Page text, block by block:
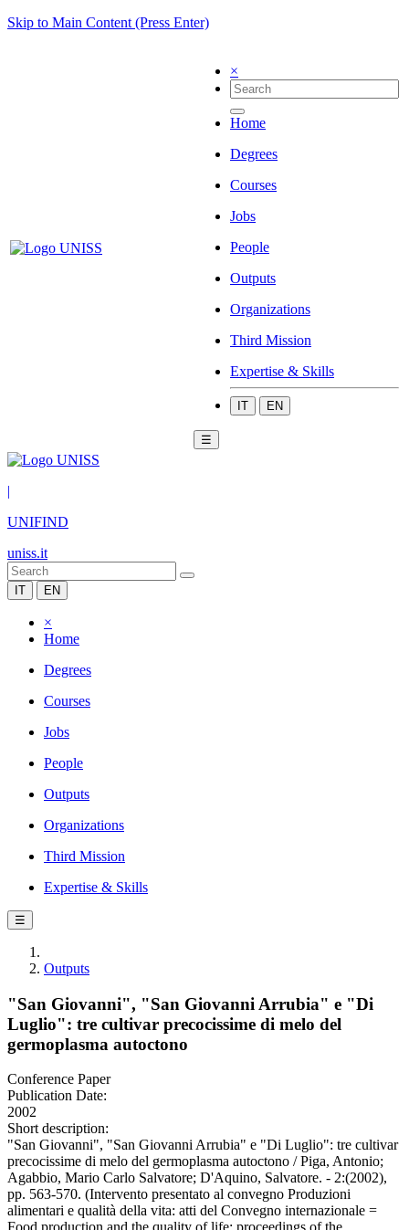
Skip to Main Content (Press Enter)
×
Home
Degrees
Courses
Jobs
People
Outputs
Organizations
Third Mission
Expertise & Skills
IT EN
☰
|
UNIFIND
uniss.it
IT EN
×
Home
Degrees
Courses
Jobs
People
Outputs
Organizations
Third Mission
Expertise & Skills
☰
Outputs
"San Giovanni", "San Giovanni Arrubia" e "Di
Luglio": tre cultivar precocissime di melo del
germoplasma autoctono
Conference Paper
Publication Date:
2002
Short description:
"San Giovanni", "San Giovanni Arrubia" e "Di Luglio": tre cultivar
precocissime di melo del germoplasma autoctono / Piga, Antonio;
Agabbio, Mario Carlo Salvatore; D'Aquino, Salvatore. - 2:(2002),
pp. 563-570. (Intervento presentato al convegno Produzioni
alimentari e qualità della vita: atti del Convegno internazionale =